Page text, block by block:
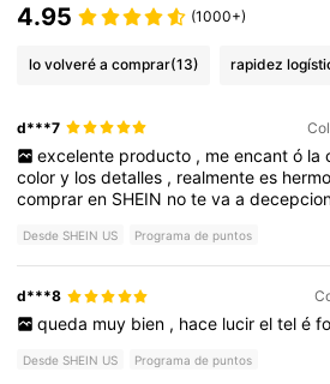
4.95 (1000+)
lo volveré a comprar(13) rapidez
d***7
excelente producto , me encant ó la
colory losdetalles , realmentees
compraren SHEIN notevaa
Desde SHEIN US Programa de puntos
d***8
queda muy bien , hace lucir el tel é
Desde SHEIN US Programa de puntos